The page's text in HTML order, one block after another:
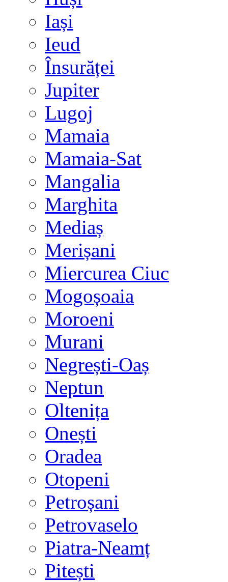
Iași
Ieud
Însurăței
Jupiter
Lugoj
Mamaia
Mamaia-Sat
Mangalia
Marghita
Mediaș
Merișani
Miercurea Ciuc
Mogoșoaia
Moroeni
Murani
Negrești-Oaș
Neptun
Oltenița
Onești
Oradea
Otopeni
Petroșani
Petrovaselo
Piatra-Neamț
Pitești